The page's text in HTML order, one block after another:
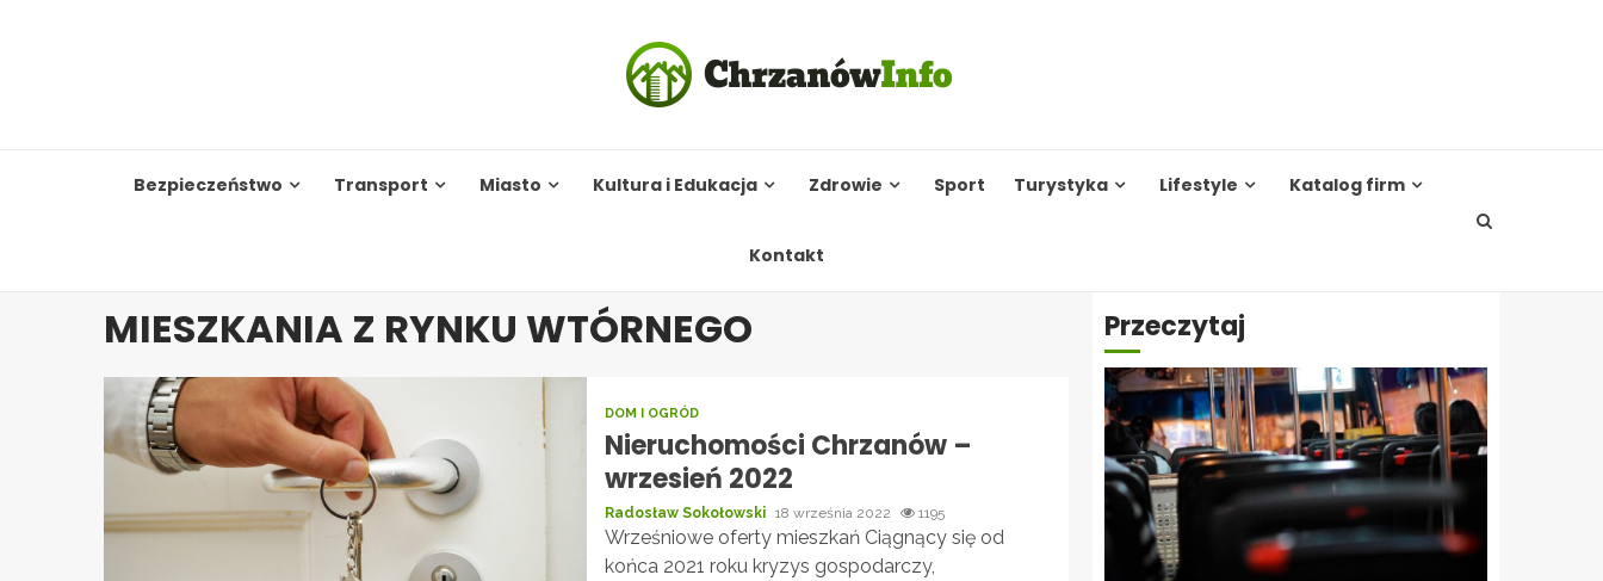
Bezpieczeństwo Transport Miasto Kultura i Edukacja Zdrowie Sport Turystyka Lifestyle Katalog firm
Kontakt
MIESZKANIA Z RYNKU WTÓRNEGO
DOM I OGRÓD
Nieruchomości Chrzanów –
wrzesień 2022
Radosław Sokołowski 18 września 2022 1195
Wrześniowe oferty mieszkań Ciągnący się od
końca 2021 roku kryzys gospodarczy,
Przeczytaj